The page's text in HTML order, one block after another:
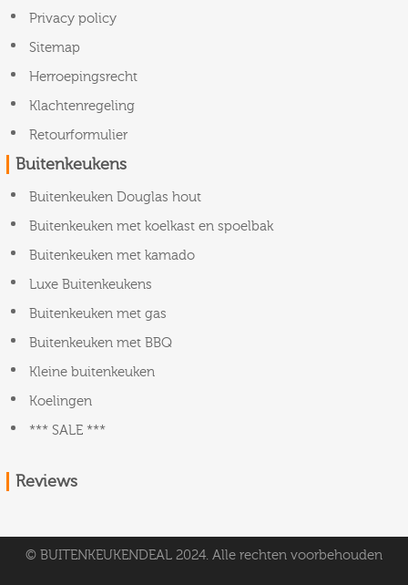
Privacy policy
Sitemap
Herroepingsrecht
Klachtenregeling
Retourformulier
Buitenkeukens
Buitenkeuken Douglas hout
Buitenkeuken met koelkast en spoelbak
Buitenkeuken met kamado
Luxe Buitenkeukens
Buitenkeuken met gas
Buitenkeuken met BBQ
Kleine buitenkeuken
Koelingen
*** SALE ***
Reviews
© BUITENKEUKENDEAL 2024. Alle rechten voorbehouden